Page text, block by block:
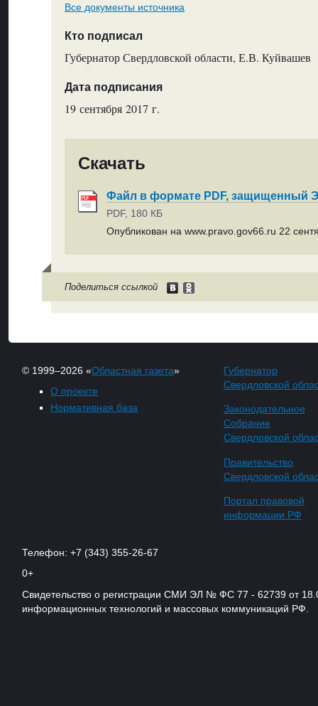
Все документы источника
Кто подписал
Губернатор Свердловской области, Е.В. Куйвашев
Дата подписания
19 сентября 2017 г.
Скачать
Файл в формате PDF, защищенный
PDF, 180 КБ
Опубликован на www.pravo.gov66.ru 22
Поделиться ссылкой
© 1999–2026 «Областная газета»
О проекте
Нормативная база
Губернатор
Свердловской
Законодательное
Собрание
Свердловской
Правительство
Свердловской
Портал правовой
информации РФ
Телефон: +7 (343) 355-26-67
0+
Свидетельство о регистрации СМИ ЭЛ № ФС 77 - 62739 от
информационных технологий и массовых коммуникаций РФ.